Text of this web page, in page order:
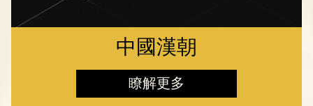
中國漢朝
瞭解更多